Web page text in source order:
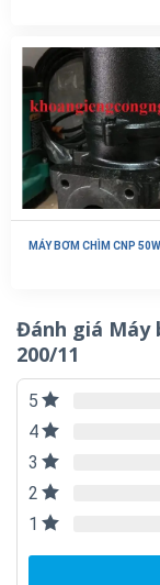
MÁY BƠM CHÌM CNP
Đánh giá Máy
200/11
5
4
3
2
1